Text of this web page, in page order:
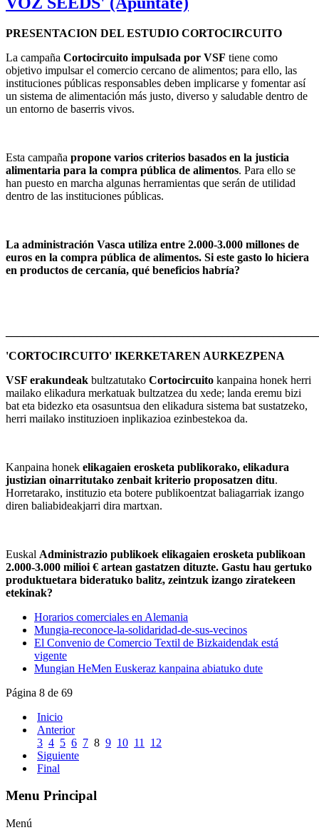
PRESENTACION DEL ESTUDIO CORTOCIRCUITO
La campaña Cortocircuito impulsada por VSF tiene como
objetivo impulsar el comercio cercano de alimentos; para ello, las
instituciones públicas responsables deben implicarse y fomentar así
un sistema de alimentación más justo, diverso y saludable dentro de
un entorno de baserris vivos.
Esta campaña propone varios criterios basados en la justicia
alimentaria para la compra pública de alimentos. Para ello se
han puesto en marcha algunas herramientas que serán de utilidad
dentro de las instituciones públicas.
La administración Vasca utiliza entre 2.000-3.000 millones de
euros en la compra pública de alimentos. Si este gasto lo hiciera
en productos de cercanía, qué beneficios habría?
'CORTOCIRCUITO' IKERKETAREN AURKEZPENA
VSF erakundeak bultzatutako Cortocircuito kanpaina honek herri
mailako elikadura merkatuak bultzatzea du xede; landa eremu bizi
bat eta bidezko eta osasuntsua den elikadura sistema bat sustatzeko,
herri mailako instituzioen inplikazioa ezinbestekoa da.
Kanpaina honek elikagaien erosketa publikorako, elikadura
justizian oinarritutako zenbait kriterio proposatzen ditu.
Horretarako, instituzio eta botere publikoentzat baliagarriak izango
diren baliabideakjarri dira martxan.
Euskal Administrazio publikoek elikagaien erosketa publikoan
2.000-3.000 milioi € artean gastatzen dituzte. Gastu hau gertuko
produktuetara bideratuko balitz, zeintzuk izango ziratekeen
etekinak?
Horarios comerciales en Alemania
Mungia-reconoce-la-solidaridad-de-sus-vecinos
El Convenio de Comercio Textil de Bizkaidendak está
vigente
Mungian HeMen Euskeraz kanpaina abiatuko dute
Página 8 de 69
Inicio
Anterior
3 4 5 6 7 8 9 10 11
12
Siguiente
Final
Menu Principal
Menú